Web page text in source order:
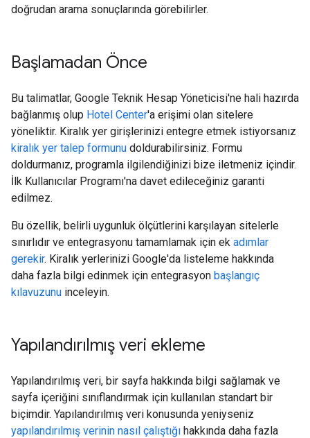
doğrudan arama sonuçlarında görebilirler.
Başlamadan Önce
Bu talimatlar, Google Teknik Hesap Yöneticisi'ne hali hazırda
bağlanmış olup Hotel Center'a erişimi olan sitelere
yöneliktir. Kiralık yer girişlerinizi entegre etmek istiyorsanız
kiralık yer talep formunu doldurabilirsiniz. Formu
doldurmanız, programla ilgilendiğinizi bize iletmeniz içindir.
İlk Kullanıcılar Programı'na davet edileceğiniz garanti
edilmez.
Bu özellik, belirli uygunluk ölçütlerini karşılayan sitelerle
sınırlıdır ve entegrasyonu tamamlamak için ek adımlar
gerekir. Kiralık yerlerinizi Google'da listeleme hakkında
daha fazla bilgi edinmek için entegrasyon başlangıç
kılavuzunu inceleyin.
Yapılandırılmış veri ekleme
Yapılandırılmış veri, bir sayfa hakkında bilgi sağlamak ve
sayfa içeriğini sınıflandırmak için kullanılan standart bir
biçimdir. Yapılandırılmış veri konusunda yeniyseniz
yapılandırılmış verinin nasıl çalıştığı hakkında daha fazla